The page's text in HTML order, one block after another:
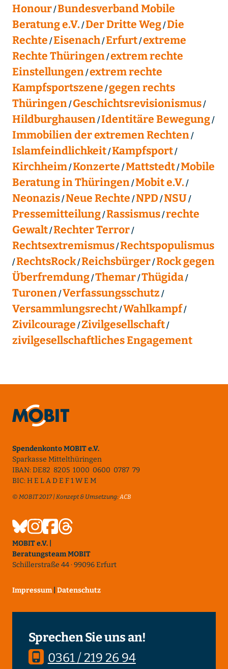
Honour Bundesverband Mobile
Beratung e.V. Der Dritte Weg Die
Rechte Eisenach Erfurt extreme
Rechte Thüringen extrem rechte
Einstellungen extrem rechte
Kampfsportszene gegen rechts
Thüringen Geschichtsrevisionismus
Hildburghausen Identitäre Bewegung
Immobilien der extremen Rechten
Islamfeindlichkeit Kampfsport
Kirchheim Konzerte Mattstedt Mobile
Beratung in Thüringen Mobit e.V.
Neonazis Neue Rechte NPD NSU
Pressemitteilung Rassismus rechte
Gewalt Rechter Terror
Rechtsextremismus Rechtspopulismus
RechtsRock Reichsbürger Rock gegen
Überfremdung Themar Thügida
Turonen Verfassungsschutz
Versammlungsrecht Wahlkampf
Zivilcourage Zivilgesellschaft
zivilgesellschaftliches Engagement
Spendenkonto MOBIT e.V.
Sparkasse Mittelthüringen
IBAN: DE82 8205 1000 0600 0787 79
BIC: H E L A D E F 1 W E M
© MOBIT 2017 | Konzept & Umsetzung:ACB
MOBIT e.V. |
Beratungsteam MOBIT
Schillerstraße 44 · 99096 Erfurt
Impressum Datenschutz
Sprechen Sie uns an!
0361 / 219 26 94